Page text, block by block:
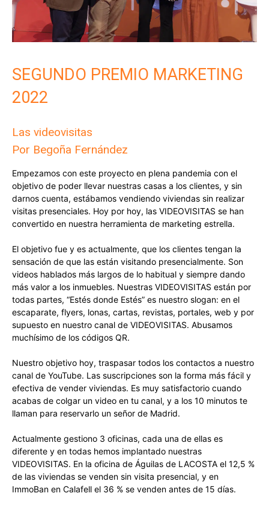
SEGUNDO PREMIO MARKETING
2022
Las videovisitas
Por Begoña Fernández
Empezamos con este proyecto en plena pandemia con el
objetivo de poder llevar nuestras casas a los clientes, y sin
darnos cuenta, estábamos vendiendo viviendas sin realizar
visitas presenciales. Hoy por hoy, las VIDEOVISITAS se han
convertido en nuestra herramienta de marketing estrella.
El objetivo fue y es actualmente, que los clientes tengan la
sensación de que las están visitando presencialmente. Son
videos hablados más largos de lo habitual y siempre dando
más valor a los inmuebles. Nuestras VIDEOVISITAS están por
todas partes, “Estés donde Estés” es nuestro slogan: en el
escaparate, flyers, lonas, cartas, revistas, portales, web y por
supuesto en nuestro canal de VIDEOVISITAS. Abusamos
muchísimo de los códigos QR.
Nuestro objetivo hoy, traspasar todos los contactos a nuestro
canal de YouTube. Las suscripciones son la forma más fácil y
efectiva de vender viviendas. Es muy satisfactorio cuando
acabas de colgar un video en tu canal, y a los 10 minutos te
llaman para reservarlo un señor de Madrid.
Actualmente gestiono 3 oficinas, cada una de ellas es
diferente y en todas hemos implantado nuestras
VIDEOVISITAS. En la oficina de Águilas de LACOSTA el 12,5 %
de las viviendas se venden sin visita presencial, y en
ImmoBan en Calafell el 36 % se venden antes de 15 días.